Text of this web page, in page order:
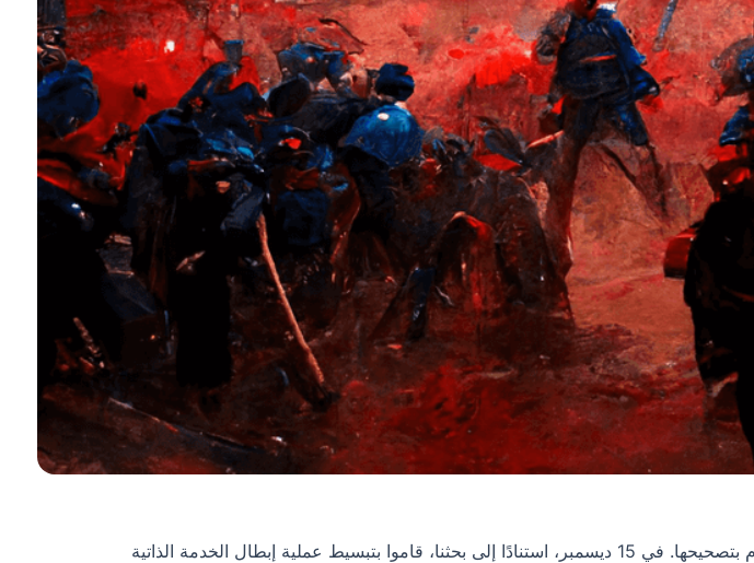
22 ديسمبر: أقر Atlassian بالمشكلة وقام بتصحيحها. في 15 ديسمبر، استنادًا إلى بحثنا، قاموا بتبسيط عملية إبطال الخدمة الذاتية